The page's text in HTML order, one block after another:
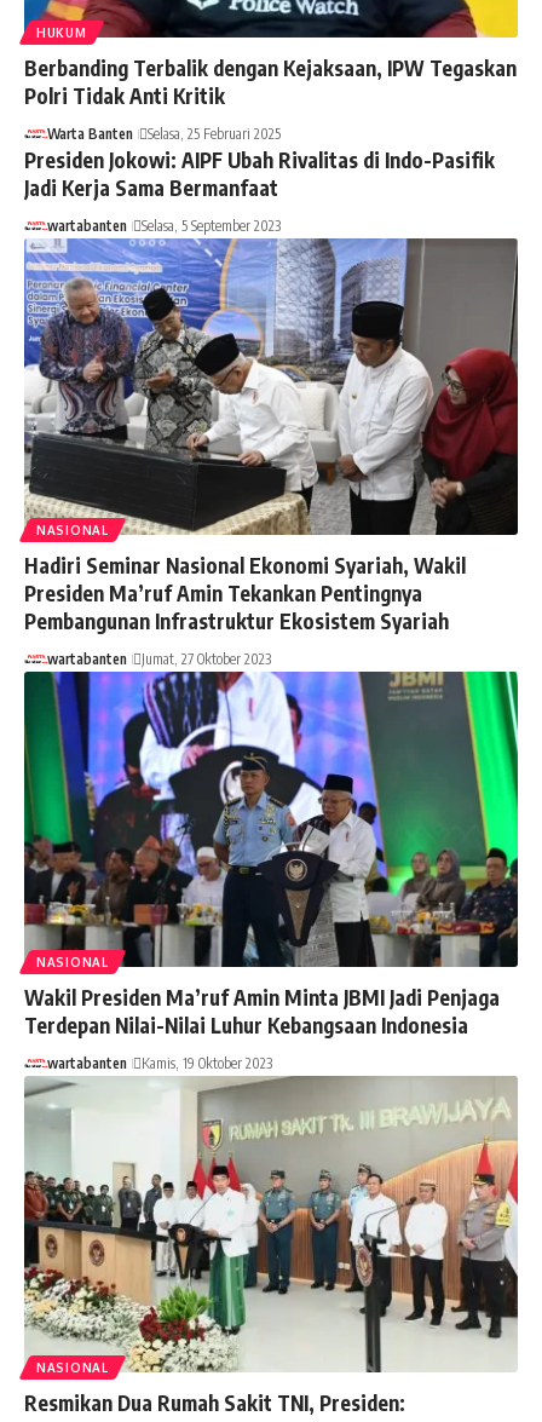
HUKUM
Berbanding Terbalik dengan Kejaksaan, IPW Tegaskan
Polri Tidak Anti Kritik
Warta Banten Selasa, 25 Februari 2025
Presiden Jokowi: AIPF Ubah Rivalitas di Indo-Pasifik
Jadi Kerja Sama Bermanfaat
wartabanten Selasa, 5 September 2023
NASIONAL
Hadiri Seminar Nasional Ekonomi Syariah, Wakil
Presiden Ma’ruf Amin Tekankan Pentingnya
Pembangunan Infrastruktur Ekosistem Syariah
wartabanten Jumat, 27 Oktober 2023
NASIONAL
Wakil Presiden Ma’ruf Amin Minta JBMI Jadi Penjaga
Terdepan Nilai-Nilai Luhur Kebangsaan Indonesia
wartabanten Kamis, 19 Oktober 2023
NASIONAL
Resmikan Dua Rumah Sakit TNI, Presiden: